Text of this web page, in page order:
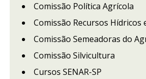
Comissão Política Agrícola
Comissão Recursos Hídricos
Comissão Semeadoras do
Comissão Silvicultura
Cursos SENAR-SP